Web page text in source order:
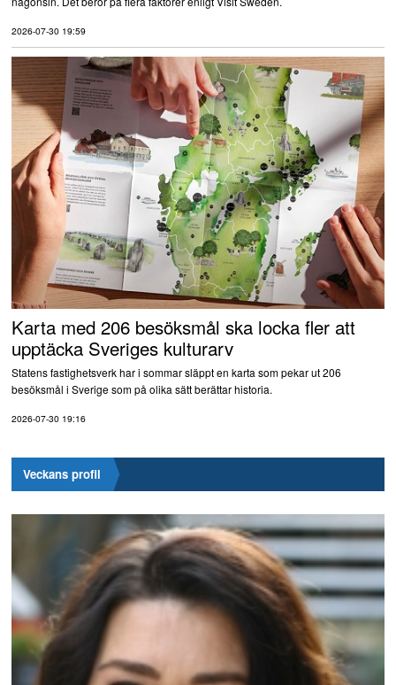
2026-07-30 19:59
Karta med 206 besöksmål ska locka fler att
upptäcka Sveriges kulturarv
Statens fastighetsverk har i sommar släppt en karta som pekar ut 206
besöksmål i Sverige som på olika sätt berättar historia.
2026-07-30 19:16
Veckans profil